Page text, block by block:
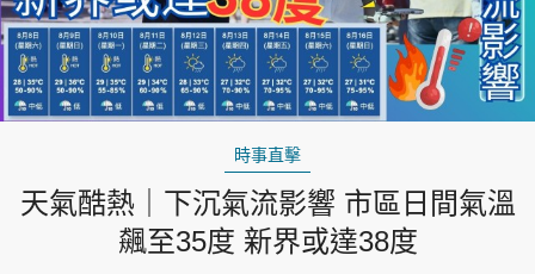
時事直擊
天氣酷熱｜下沉氣流影響 市區日間氣溫
飆至35度 新界或達38度